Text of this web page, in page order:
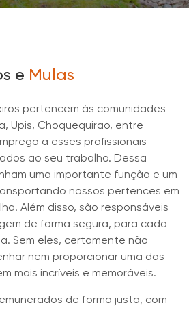
e Mulas
pertencem às comunidades
Upis, Choquequirao, entre
a esses profissionais
ao seu trabalho. Dessa
uma importante função e um
nossos pertences em
Além disso, são responsáveis
de forma segura, para cada
Sem eles, certamente não
nem proporcionar uma das
mais incríveis e memoráveis.
de forma justa, com